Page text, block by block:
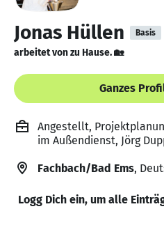
Jonas Hüllen Basis
arbeitet von zu Hause. 🏡
Ganzes
Angestellt,
im Außendienst, Jörg
Fachbach/Bad Ems,
Logg Dich ein, um alle